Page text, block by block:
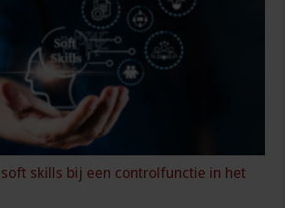
skills bij een controlfunctie in het